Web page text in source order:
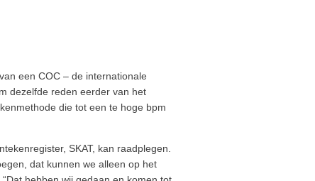
een COC – de internationale
dezelfde reden eerder van het
die tot een te hoge bpm
SKAT, kan raadplegen.
dat kunnen we alleen op het